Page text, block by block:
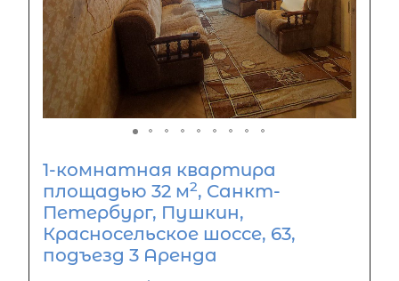
1-комнатная квартира
площадью 32 м2, Санкт-
Петербург, Пушкин,
Красносельское шоссе, 63,
подъезд 3 Аренда